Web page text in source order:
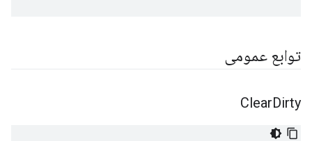
توابع عمومی
ClearDirty